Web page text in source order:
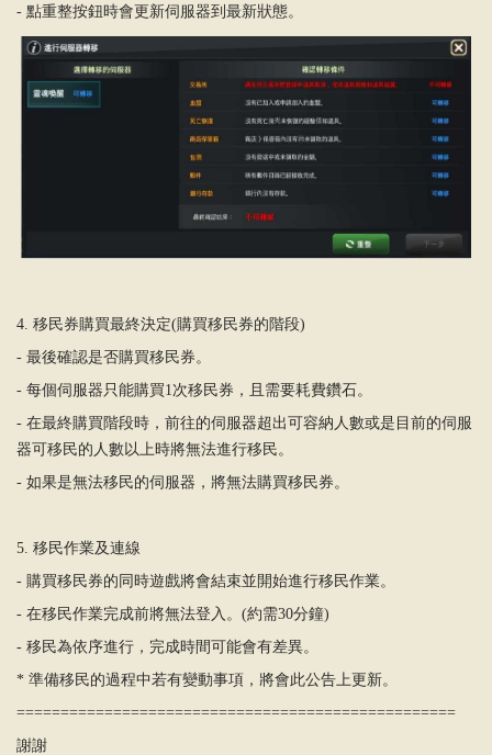
- 點重整按鈕 時會更新伺服器到最新狀態。
4. 移民券購買最終決定(購買移民券的階段)
- 最後確認是否購買移民券。
- 每個伺服器只能購買1次移民券，且需要耗費鑽石。
- 在最終購買階段時，前往的伺服器超出可容納人數或是目前的伺服
器可移民的人數以上時將無法進行移民。
- 如果是無法移民的伺服器，將無法購買移民券。
5. 移民作業及連線
- 購買移民券的同時遊戲將會結束並開始進行移民作業。
- 在移民作業完成前將無法登入。 (約需30分鐘)
- 移民為依序進行，完成時間可能會有差異。
* 準備移民的過程中若有變動事項，將會此公告上更新。
==================================================
謝謝